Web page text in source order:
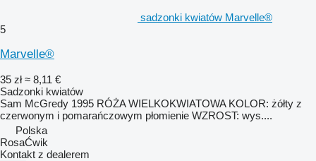
sadzonki kwiatów Marvelle®
5
Marvelle®
35 zł ≈ 8,11 €
Sadzonki kwiatów
Sam McGredy 1995 RÓŻA WIELKOKWIATOWA KOLOR: żółty z
czerwonym i pomarańczowym płomienie WZROST: wys....
Polska
RosaĆwik
Kontakt z dealerem